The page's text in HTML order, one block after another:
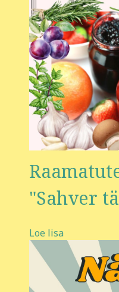
"Sahver
Loe lisa